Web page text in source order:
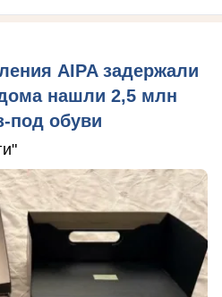
AIPA задержали
нашли 2,5 млн
под обуви